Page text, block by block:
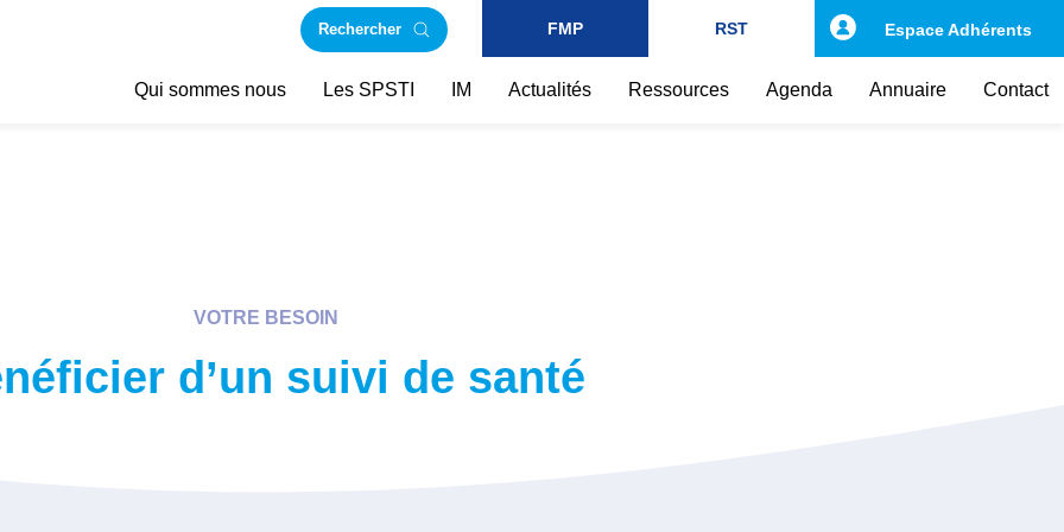
Rechercher FMP RST
Qui sommes nous Les SPSTI IM Actualités Ressources Agenda Annuaire Contact
Espace Adhérents
VOTRE BESOIN
d’un suivi de santé